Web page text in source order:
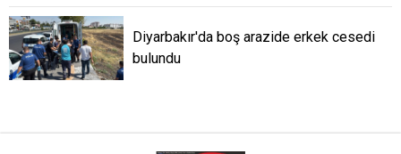
Diyarbakır'da boş arazide erkek cesedi
bulundu